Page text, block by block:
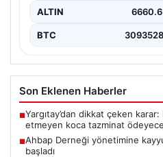
ALTIN 6660.6
BTC 3093528
Son Eklenen Haberler
■Yargıtay’dan dikkat çeken
etmeyen koca tazminat
■Ahbap Derneği yönetimine
başladı